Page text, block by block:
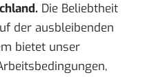
Die Beliebtheit
der ausbleibenden
bietet unser